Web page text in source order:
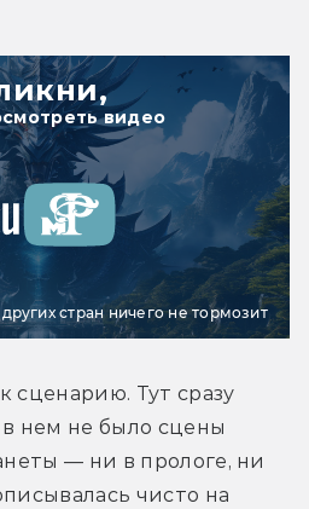
видео
стран ничего не тормозит
сценарию. Тут сразу
нем не было сцены
— ни в прологе, ни
чисто на